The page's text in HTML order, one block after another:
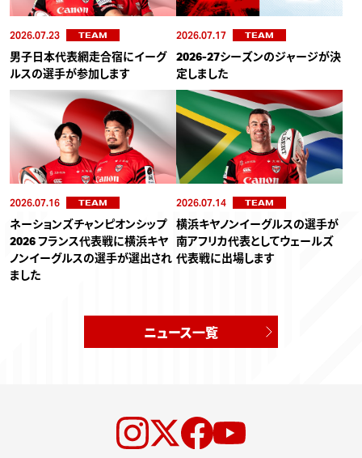
2026.07.23 TEAM
男子日本代表網走合宿にイーグ
ルスの選手が参加します
2026.07.17 TEAM
2026-27シーズンのジャージが決
定しました
2026.07.16 TEAM
ネーションズチャンピオンシップ
2026 フランス代表戦に横浜キヤ
ノンイーグルスの選手が選出され
ました
2026.07.14 TEAM
横浜キヤノンイーグルスの選手が
南アフリカ代表としてウェールズ
代表戦に出場します
ニュース一覧